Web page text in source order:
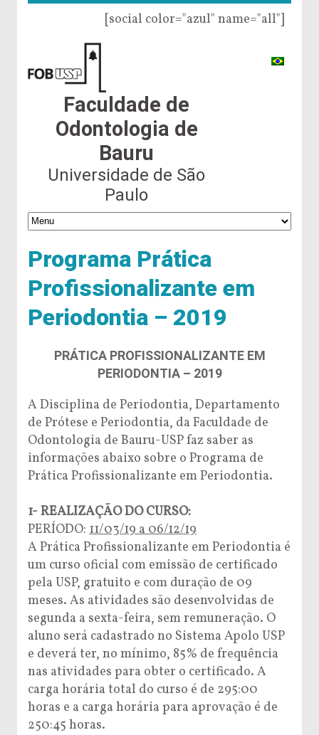
[social color="azul" name="all"]
Faculdade de
Odontologia de
Bauru
Universidade de São
Paulo
Programa Prática
Profissionalizante em
Periodontia – 2019
PRÁTICA PROFISSIONALIZANTE EM
PERIODONTIA – 2019
A Disciplina de Periodontia, Departamento
de Prótese e Periodontia, da Faculdade de
Odontologia de Bauru-USP faz saber as
informações abaixo sobre o Programa de
Prática Profissionalizante em Periodontia.
1- REALIZAÇÃO DO CURSO:
PERÍODO: 11/03/19 a 06/12/19
A Prática Profissionalizante em Periodontia é
um curso oficial com emissão de certificado
pela USP, gratuito e com duração de 09
meses. As atividades são desenvolvidas de
segunda a sexta-feira, sem remuneração. O
aluno será cadastrado no Sistema Apolo USP
e deverá ter, no mínimo, 85% de frequência
nas atividades para obter o certificado. A
carga horária total do curso é de 295:00
horas e a carga horária para aprovação é de
250:45 horas.